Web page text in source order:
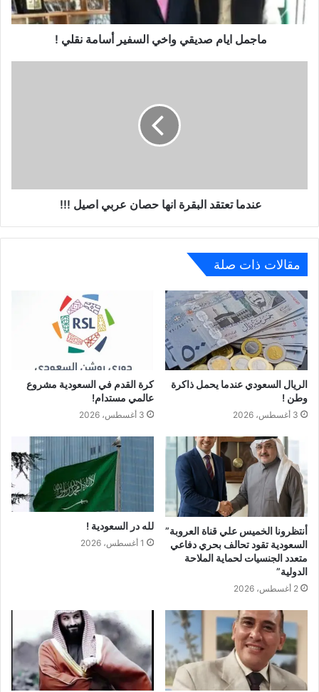
الإلكترونية لا سيما بعد ان تم تعطيل فسح كتابي ” مصر حضارة
وتاريخ ” لدى الجهات المختصة دون ابداء اي سبب علماً ان جميع
كتبي السابقة التي اصدرتها من مصر مفسوحة ومسجلة برقم ابداع
لدى هيئة الكتب المصرية !! ومنها كتابي الطبعة الاولى ” السيسي
!! والا ماتفسير عدم فسح كتابي ” مصر حضارة وتاريخ الذي يتواجد
لدى الجهات المختصة منذ اكثر من عدة اشهر مضت ، ولذلك رفعت
الكتاب على موقع مكتبتي الإلكترونية حالياً لمن اراد ان يطلع على
والله المستعان
ماجمل ايام صديقي واخي السفير أسامة نقلي !
عندما تعتقد البقرة انها حصان عربي اصيل !!!
مقالات ذات صلة
الريال السعودي عندما يحمل ذاكرة
وطن !
3 أغسطس، 2026
كرة القدم في السعودية مشروع
عالمي مستدام!
3 أغسطس، 2026
أنتظرونا الخميس علي قناة العروبة”
السعودية تقود تحالف بحري دفاعي
متعدد الجنسيات لحماية الملاحة
الدولية”
2 أغسطس، 2026
لله در السعودية !
1 أغسطس، 2026